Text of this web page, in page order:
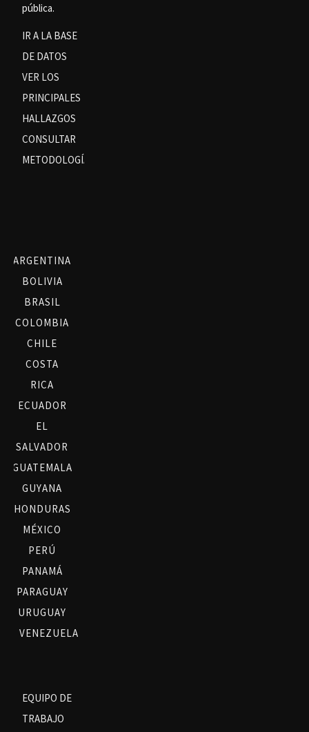
pública.
IR A LA BASE
DE DATOS
VER LOS
PRINCIPALES
HALLAZGOS
CONSULTAR
METODOLOGÍA
ARGENTINA
BOLIVIA
BRASIL
COLOMBIA
CHILE
COSTA
RICA
ECUADOR
EL
SALVADOR
GUATEMALA
GUYANA
HONDURAS
MÉXICO
PERÚ
PANAMÁ
PARAGUAY
URUGUAY
VENEZUELA
EQUIPO DE
TRABAJO